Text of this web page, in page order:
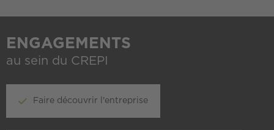
ENGAGEMENTS
au sein du CREPI
Faire découvrir l'entreprise